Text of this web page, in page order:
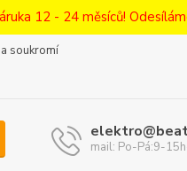
12 - 24 měsíců!
soukromí
mail: Po-Pá:9-